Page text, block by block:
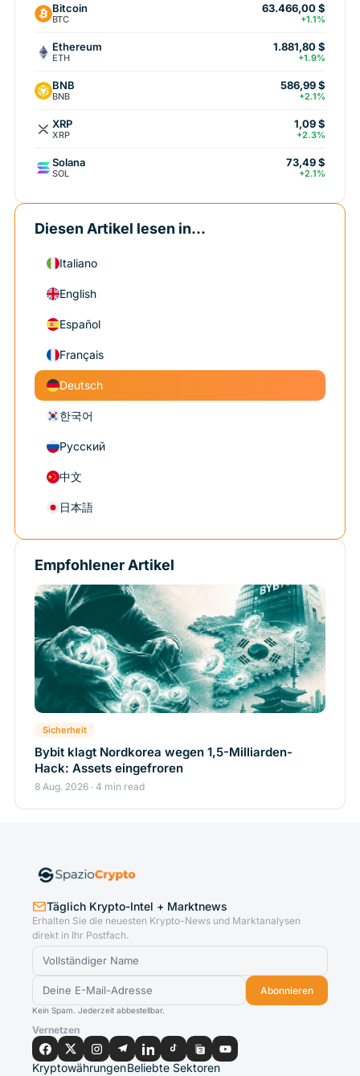
Bitcoin
BTC
63.466,00 $
+1.1%
Ethereum
ETH
1.881,80 $
+1.9%
BNB
BNB
586,99 $
+2.1%
XRP
XRP
1,09 $
+2.3%
Solana
SOL
73,49 $
+2.1%
Diesen Artikel lesen in...
Italiano
English
Español
Français
Deutsch
한국어
Русский
中文
日本語
Empfohlener Artikel
Sicherheit
Bybit klagt Nordkorea wegen 1,5-Milliarden-
Hack: Assets eingefroren
8 Aug. 2026 · 4 min read
Täglich Krypto-Intel + Marktnews
Erhalten Sie die neuesten Krypto-News und Marktanalysen
direkt in Ihr Postfach.
Abonnieren
Kein Spam. Jederzeit abbestellbar.
Vernetzen
KryptowährungenBeliebte Sektoren